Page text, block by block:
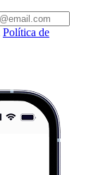
Política de